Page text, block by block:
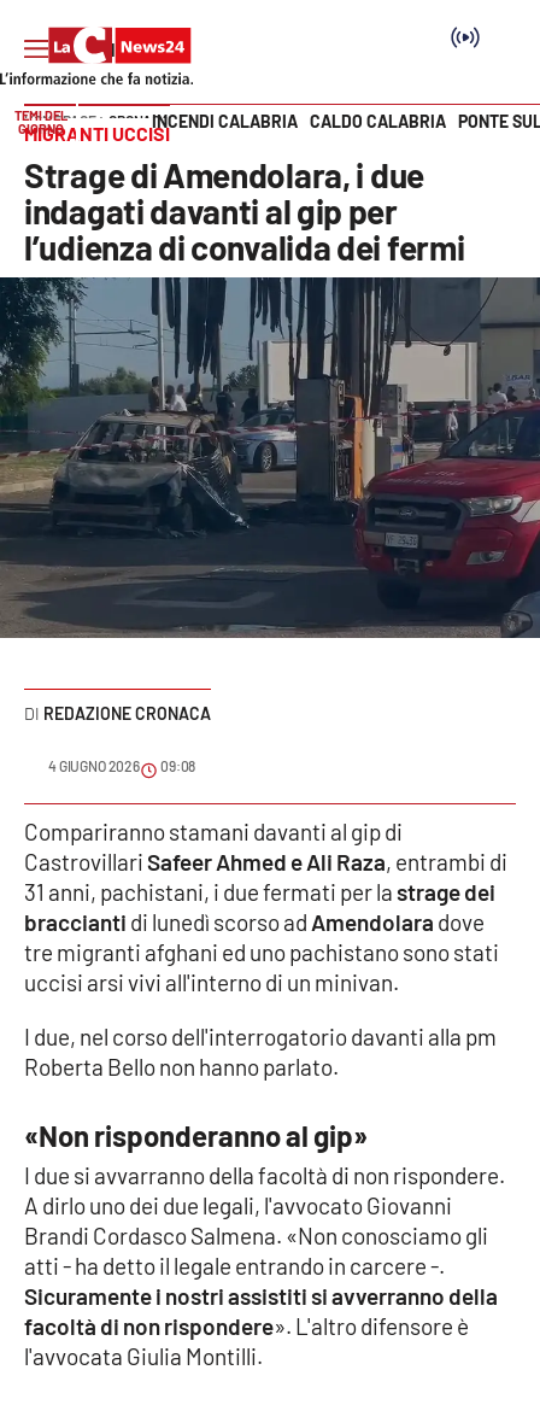
SEZIONI
Cronaca
Politica
Attualità
Economia e lavoro
Italia Mondo
Sanità
Sport
Meteo
Editoriali
VIDEO
Cronaca
Cultura
Economia e Lavoro
Politica
Sanità
Vai
TEMI DEL
GIORNO
INCENDI CALABRIA CALDO CALABRIA PONTE
HOME PAGE CRONACA
MIGRANTI UCCISI
Strage di Amendolara, i due
indagati davanti al gip per
l’udienza di convalida dei fermi
REDAZIONE CRONACA
4 GIUGNO 2026 09:08
Compariranno stamani davanti al gip di
CastrovillariSafeer Ahmed e Ali Raza, entrambi di
31 anni, pachistani, i due fermati per lastrage dei
braccianti di lunedì scorso ad Amendolara dove
tre migranti afghani ed uno pachistano sono stati
uccisi arsi vivi all'interno di un minivan.
I due, nel corso dell'interrogatorio davanti alla pm
Roberta Bello non hanno parlato.
«Non risponderanno al gip»
I due si avvarranno della facoltà di non rispondere.
A dirlo uno dei due legali, l'avvocato Giovanni
Brandi Cordasco Salmena. «Non conosciamo gli
atti - ha detto il legale entrando in carcere -.
Sicuramente i nostri assistiti si avverranno della
facoltà di non rispondere». L'altro difensore è
l'avvocata Giulia Montilli.